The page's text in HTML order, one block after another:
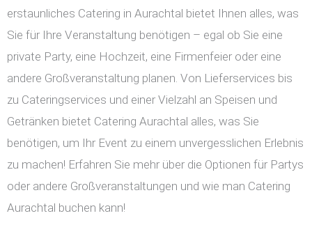
erstaunliches Catering in Aurachtal bietet Ihnen alles, was
Sie für Ihre Veranstaltung benötigen – egal ob Sie eine
private Party, eine Hochzeit, eine Firmenfeier oder eine
andere Großveranstaltung planen. Von Lieferservices bis
zu Cateringservices und einer Vielzahl an Speisen und
Getränken bietet Catering Aurachtal alles, was Sie
benötigen, um Ihr Event zu einem unvergesslichen Erlebnis
zu machen! Erfahren Sie mehr über die Optionen für Partys
oder andere Großveranstaltungen und wie man Catering
Aurachtal buchen kann!